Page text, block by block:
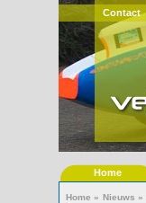
Contact
Home
Home » Nieuws »